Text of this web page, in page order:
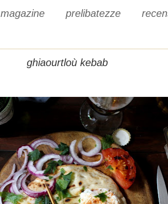
magazine prelibatezze
ghiaourtloù kebab